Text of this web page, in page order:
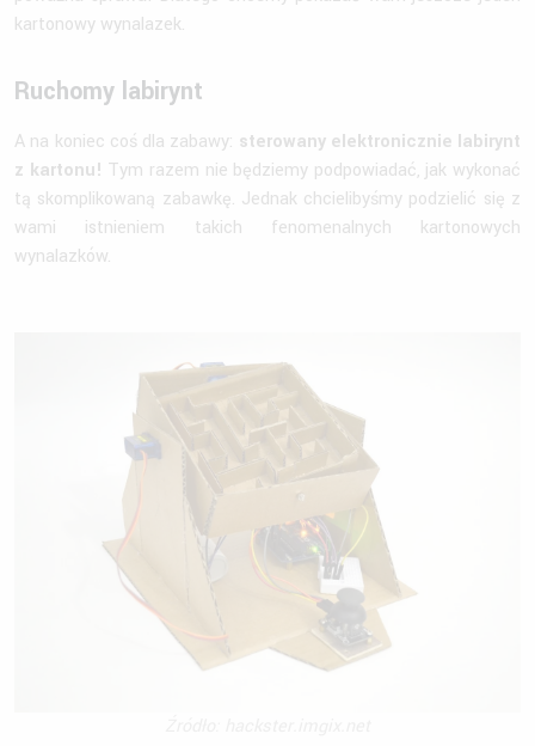
kartonowy wynalazek.
Ruchomy labirynt
A na koniec coś dla zabawy: sterowany elektronicznie labirynt
z kartonu! Tym razem nie będziemy podpowiadać, jak wykonać
tą skomplikowaną zabawkę. Jednak chcielibyśmy podzielić się z
wami istnieniem takich fenomenalnych kartonowych
wynalazków.